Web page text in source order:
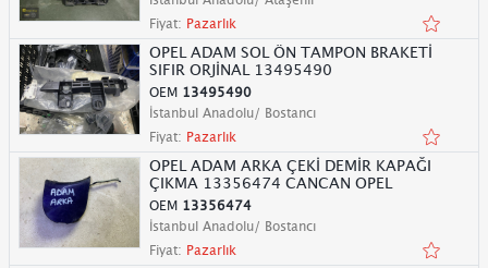
Fiyat: Pazarlık
OPEL ADAM SOL ÖN TAMPON BRAKETİ
SIFIR ORJİNAL 13495490
OEM 13495490
İstanbul Anadolu/ Bostancı
Fiyat: Pazarlık
OPEL ADAM ARKA ÇEKİ DEMİR KAPAĞI
ÇIKMA 13356474 CANCAN OPEL
OEM 13356474
İstanbul Anadolu/ Bostancı
Fiyat: Pazarlık